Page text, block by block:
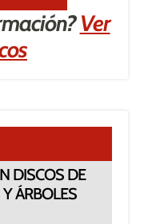
Ver
DISCOS DE
ÁRBOLES